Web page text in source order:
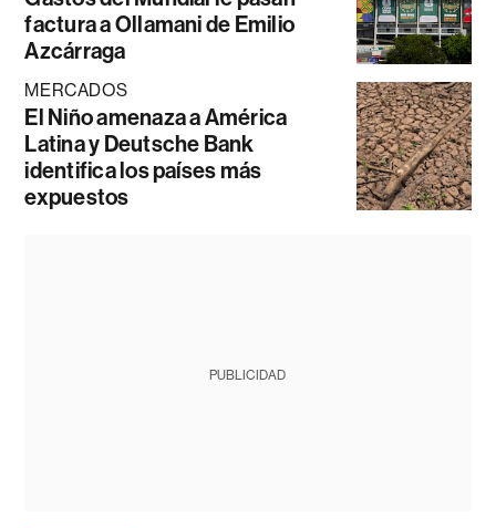
factura a Ollamani de Emilio
Azcárraga
MERCADOS
El Niño amenaza a América
Latina y Deutsche Bank
identifica los países más
expuestos
PUBLICIDAD